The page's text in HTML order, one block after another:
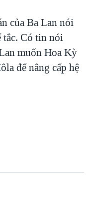
NAM
HẢI SÂM
NÔNG THÔN MỸ
của Ba Lan nói
tắc. Có tin nói
muốn Hoa Kỳ
để nâng cấp hệ